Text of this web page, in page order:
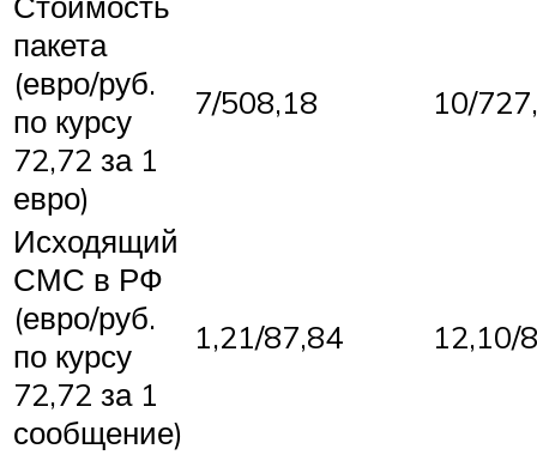
пакета
(евро/руб.
по курсу
72,72 за 1
евро)
7/508,18 10/
Исходящий
СМС в РФ
(евро/руб.
по курсу
72,72 за 1
сообщение)
1,21/87,84 12,10/